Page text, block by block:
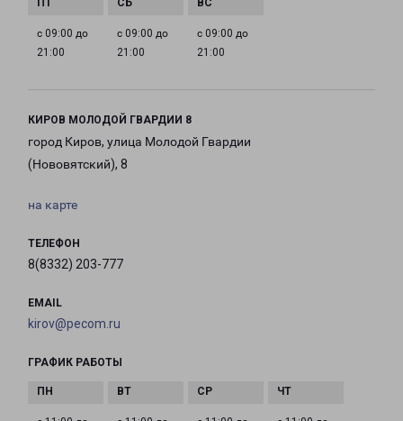
с 09:00 до
21:00
с 09:00 до
21:00
с 09:00 до
21:00
КИРОВ МОЛОДОЙ ГВАРДИИ 8
город Киров, улица Молодой Гвардии
(Нововятский), 8
на карте
ТЕЛЕФОН
8(8332) 203-777
EMAIL
kirov@pecom.ru
ГРАФИК РАБОТЫ